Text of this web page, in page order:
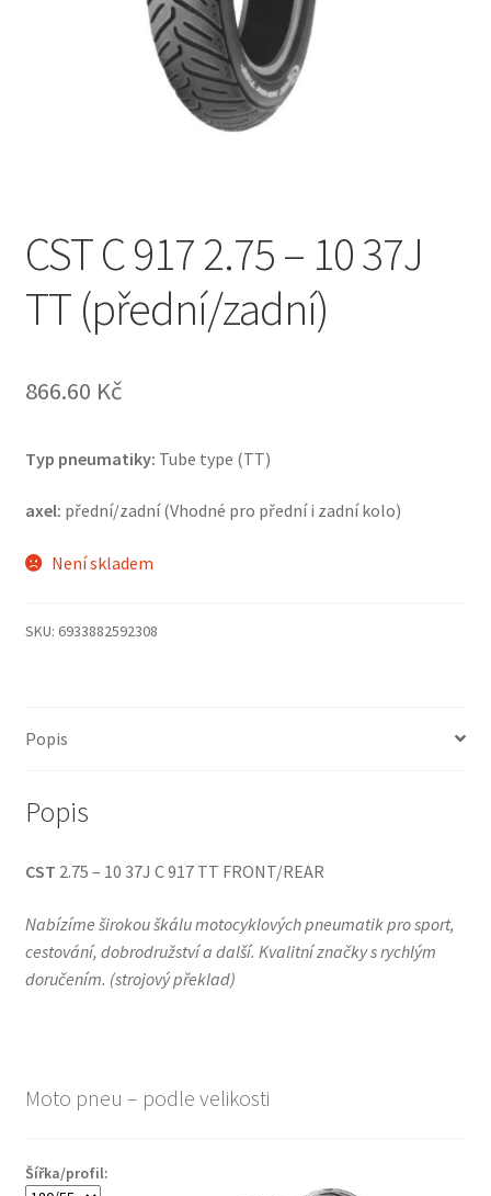
CST C 917 2.75 – 10 37J
TT (přední/zadní)
866.60 Kč
Typ pneumatiky: Tube type (TT)
axel: přední/zadní (Vhodné pro přední i zadní kolo)
Není skladem
SKU: 6933882592308
Popis
Popis
CST 2.75 – 10 37J C 917 TT FRONT/REAR
Nabízíme širokou škálu motocyklových pneumatik pro sport,
cestování, dobrodružství a další. Kvalitní značky s rychlým
doručením. (strojový překlad)
Moto pneu – podle velikosti
Šířka/profil: